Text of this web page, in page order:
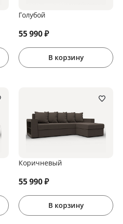
Голубой
55 990₽
В корзину
Коричневый
55 990₽
В корзину